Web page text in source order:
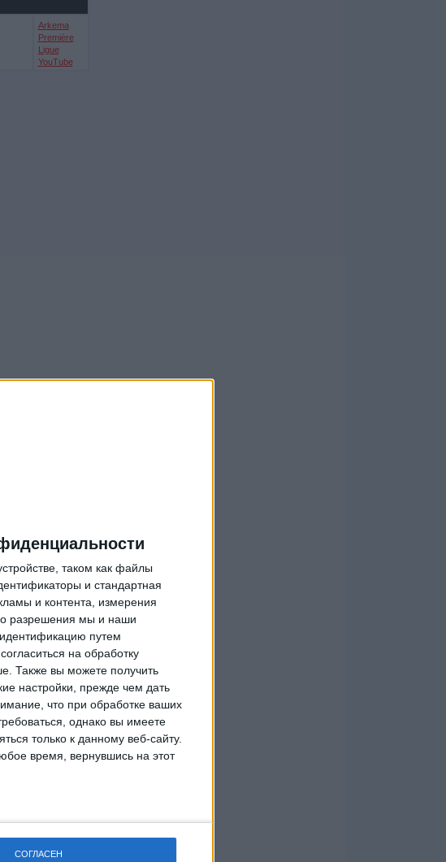
таком как файлы
и стандартная
и контента, измерения
разрешения мы и наши
путем
на обработку
Также вы можете получить
настройки, прежде чем дать
что при обработке ваших
однако вы имеете
только к данному веб-сайту.
время, вернувшись на этот
СОГЛАСЕН
Arkema
Première
Ligue
YouTube